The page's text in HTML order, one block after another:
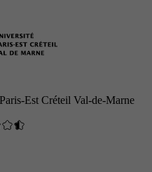
Est Créteil Val-de-Marne